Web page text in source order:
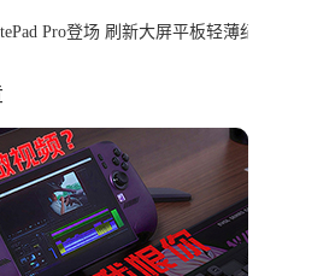
Pro登场 刷新大屏平板轻薄纪